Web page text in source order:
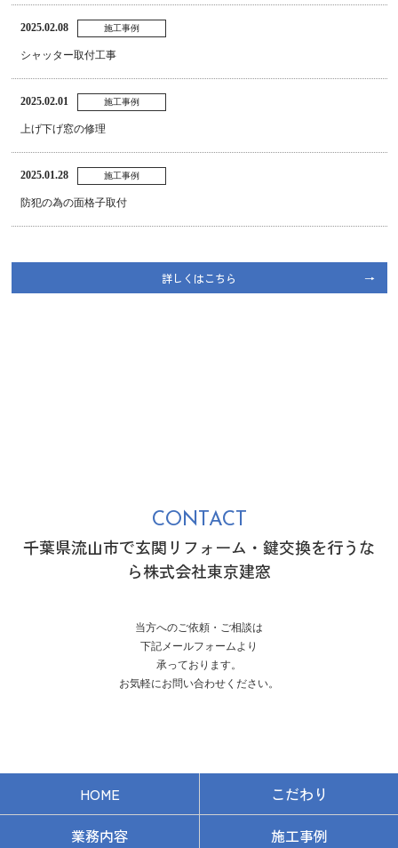
2025.02.08 施工事例
シャッター取付工事
2025.02.01 施工事例
上げ下げ窓の修理
2025.01.28 施工事例
防犯の為の面格子取付
詳しくはこちら
CONTACT
千葉県流山市で玄関リフォーム・鍵交換を行うな
ら株式会社東京建窓
当方へのご依頼・ご相談は
下記メールフォームより
承っております。
お気軽にお問い合わせください。
HOME
こだわり
業務内容
施工事例